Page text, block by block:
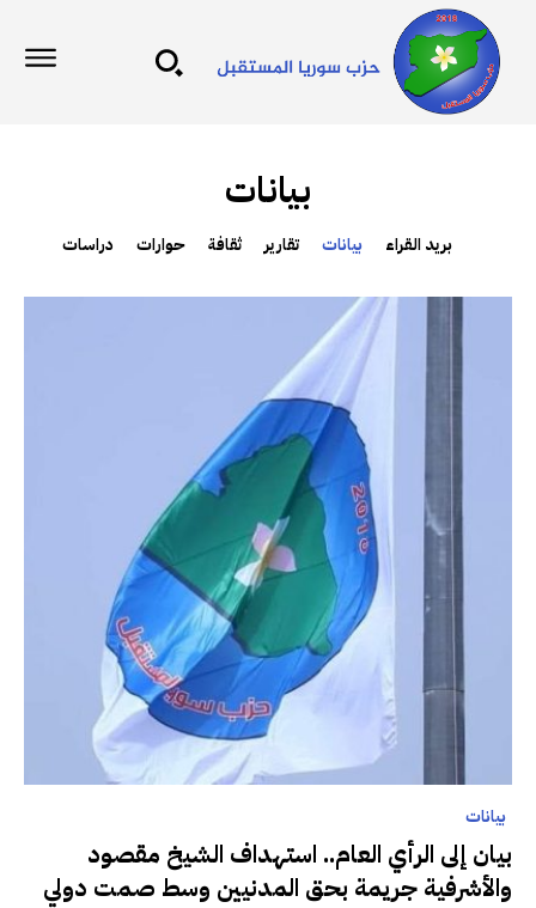
بيانات
بريد القراء بيانات تقارير ثقافة حوارات دراسات
بيانات
بيان إلى الرأي العام.. استهداف الشيخ مقصود
والأشرفية جريمة بحق المدنيين وسط صمت دولي